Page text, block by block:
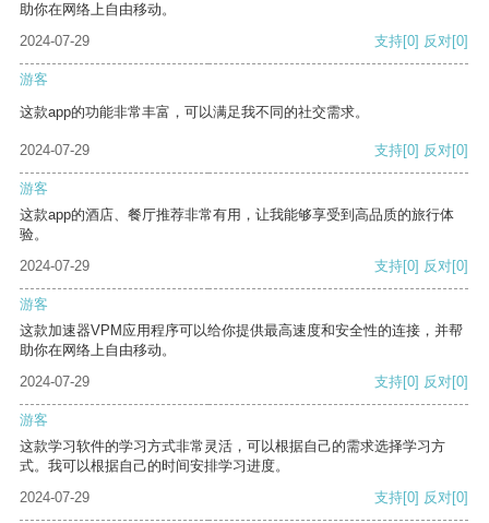
助你在网络上自由移动。
2024-07-29
支持[0] 反对[0]
游客
这款app的功能非常丰富，可以满足我不同的社交需求。
2024-07-29 支持[0] 反对[0]
游客
这款app的酒店、餐厅推荐非常有用，让我能够享受到高品质的旅行体
验。
2024-07-29
支持[0] 反对[0]
游客
这款加速器VPM应用程序可以给你提供最高速度和安全性的连接，并帮
助你在网络上自由移动。
2024-07-29
支持[0] 反对[0]
游客
这款学习软件的学习方式非常灵活，可以根据自己的需求选择学习方
式。我可以根据自己的时间安排学习进度。
2024-07-29
支持[0] 反对[0]